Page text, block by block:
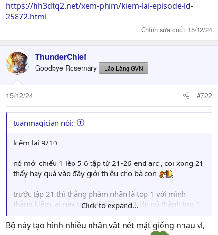
https://hh3dtq2.net/xem-phim/kiem-lai-episode-id-
25872.html
Chỉnh sửa cuối: 15/12/24
ThunderChief
Goodbye Rosemary Lão Làng GVN
15/12/24 #722
tuanmagician nói:
kiếm lai 9/10
nó mới chiếu 1 lèo 5 6 tập từ 21-26 end arc , coi xong 21
thấy hay quá vào đây giới thiệu cho bà con
trước tập 21 thì thằng phàm nhân là top 1 với mình
thằng kiếm lai này top 2 thôi , sau 21 thì nó thành top 1
luôn
Click to expand...
Bộ này tạo hình nhiều nhân vật nét mặt giống nhau vl,